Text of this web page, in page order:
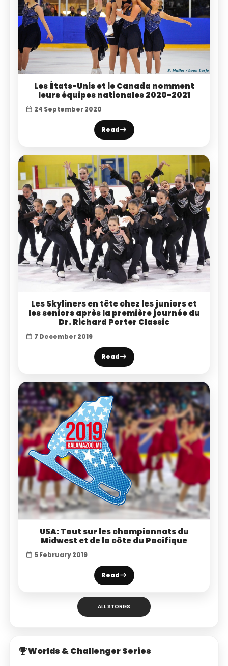
Les États-Unis et le Canada nomment
leurs équipes nationales 2020-2021
24 September 2020
Read
Les Skyliners en tête chez les juniors et
les seniors après la première journée du
Dr. Richard Porter Classic
7 December 2019
Read
USA: Tout sur les championnats du
Midwest et de la côte du Pacifique
5 February 2019
Read
ALL STORIES
Worlds & Challenger Series